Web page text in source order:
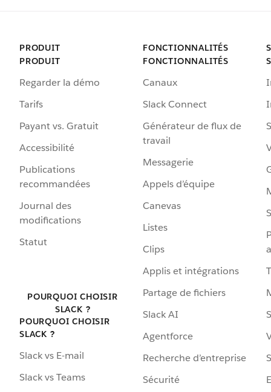
PRODUIT
PRODUIT
Regarder la démo
Tarifs
Payant vs. Gratuit
Accessibilité
Publications
recommandées
Journal des
modifications
Statut
POURQUOI CHOISIR
SLACK ?
POURQUOI CHOISIR
SLACK ?
Slack vs E-mail
Slack vs Teams
FONCTIONNALITÉS
FONCTIONNALITÉS
Canaux
Slack Connect
Générateur de flux de
travail
Messagerie
Appels d’équipe
Canevas
Listes
Clips
Applis et intégrations
Partage de fichiers
Slack AI
Agentforce
Recherche d’entreprise
Sécurité